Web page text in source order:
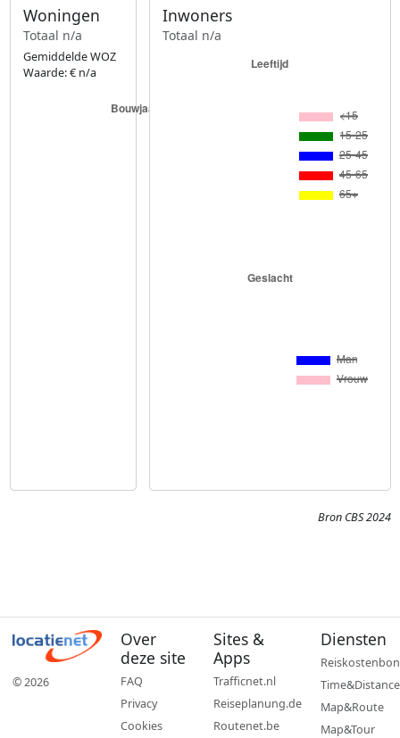
Woningen
Totaal n/a
Gemiddelde WOZ
Waarde: € n/a
Inwoners
Totaal n/a
Bron CBS 2024
© 2026
Over
deze site
FAQ
Privacy
Cookies
Sites &
Apps
Trafficnet.nl
Reiseplanung.de
Routenet.be
Diensten
Reiskostenbon
Time&Distance
Map&Route
Map&Tour